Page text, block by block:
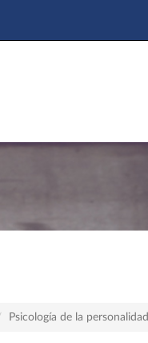
Psicología de la personalidad